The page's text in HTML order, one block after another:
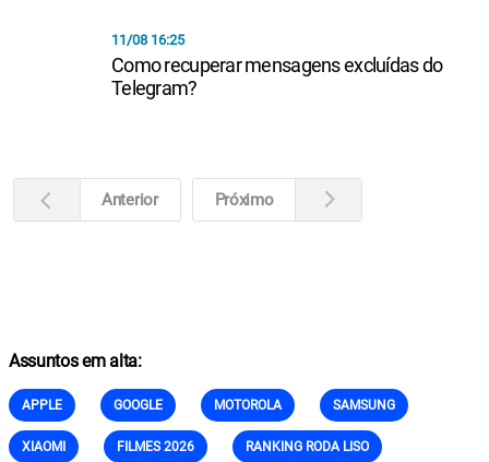
11/08 16:25
Como recuperar mensagens excluídas do
Telegram?
Anterior Próximo
Assuntos em alta:
APPLE GOOGLE MOTOROLA SAMSUNG
XIAOMI FILMES 2026 RANKING RODA LISO